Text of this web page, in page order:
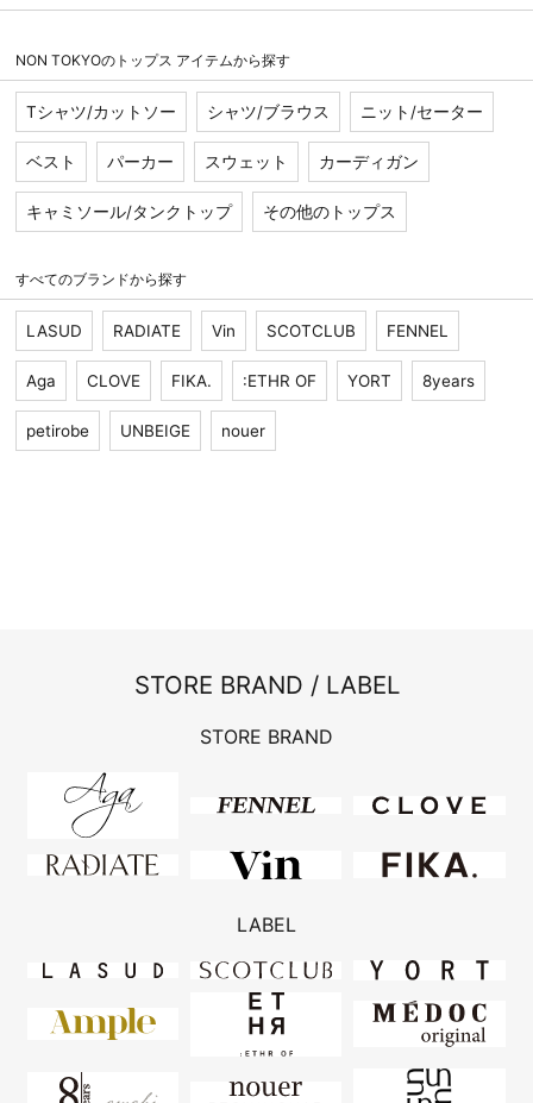
NON TOKYOのトップス アイテムから探す
Tシャツ/カットソー シャツ/ブラウス ニット/セーター
ベスト パーカー スウェット カーディガン
キャミソール/タンクトップ その他のトップス
すべてのブランドから探す
LASUD RADIATE Vin SCOTCLUB FENNEL
Aga CLOVE FIKA. :ETHR OF YORT 8years
petirobe UNBEIGE nouer
STORE BRAND / LABEL
STORE BRAND
LABEL